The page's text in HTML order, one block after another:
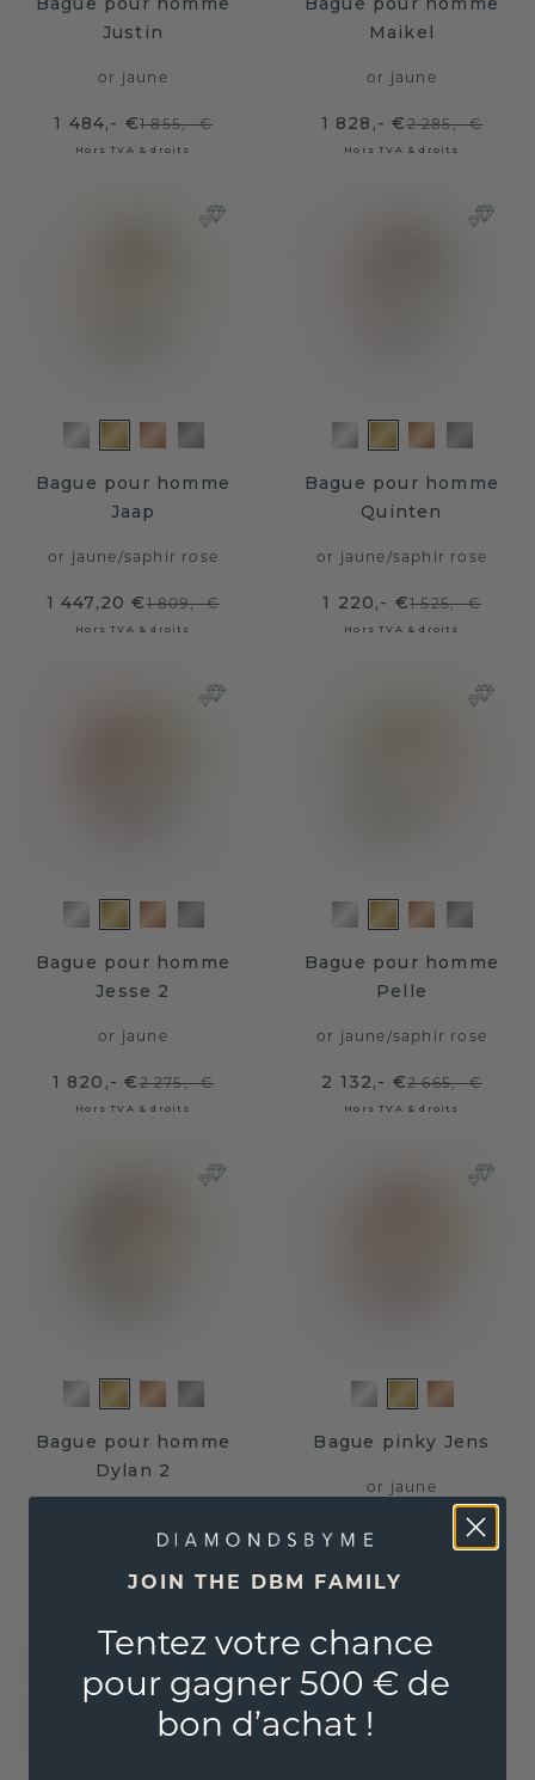
Justin
or jaune
1 484,- €1 855,- €
Hors TVA & droits
Maikel
or jaune
1 828,- €2 285,- €
Hors TVA & droits
Bague pour homme
Jaap
or jaune/saphir rose
1 447,20 €1 809,- €
Hors TVA & droits
Bague pour homme
Quinten
or jaune/saphir rose
1 220,- €1 525,- €
Hors TVA & droits
Bague pour homme
Jesse 2
or jaune
1 820,- €2 275,- €
Hors TVA & droits
Bague pour homme
Pelle
or jaune/saphir rose
2 132,- €2 665,- €
Hors TVA & droits
Bague pour homme
Dylan 2
Hors TVA & droits
Bague pinky Jens
or jaune
Hors TVA & droits
JOIN THE DBM FAMILY
Tentez votre chance
pour gagner 500 € de
bon d’achat !